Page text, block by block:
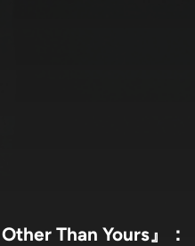
Than Yours』：